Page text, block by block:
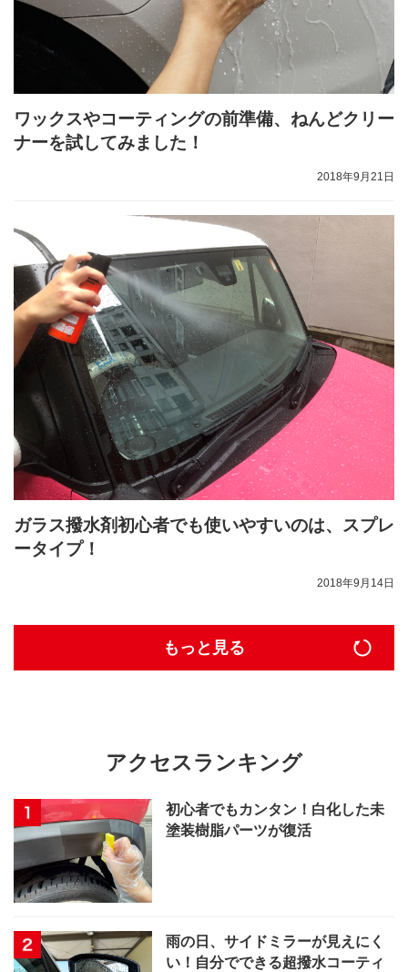
ワックスやコーティングの前準備、ねんどクリー
ナーを試してみました！
2018年9月21日
ガラス撥水剤初心者でも使いやすいのは、スプレ
ータイプ！
2018年9月14日
もっと見る
アクセスランキング
初心者でもカンタン！白化した未
塗装樹脂パーツが復活
雨の日、サイドミラーが見えにく
い！自分でできる超撥水コーティ